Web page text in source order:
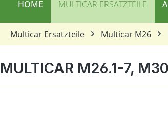
HOME MULTICAR ERSATZTEILE
Multicar Ersatzteile Multicar M26
MULTICAR M26.1-7,